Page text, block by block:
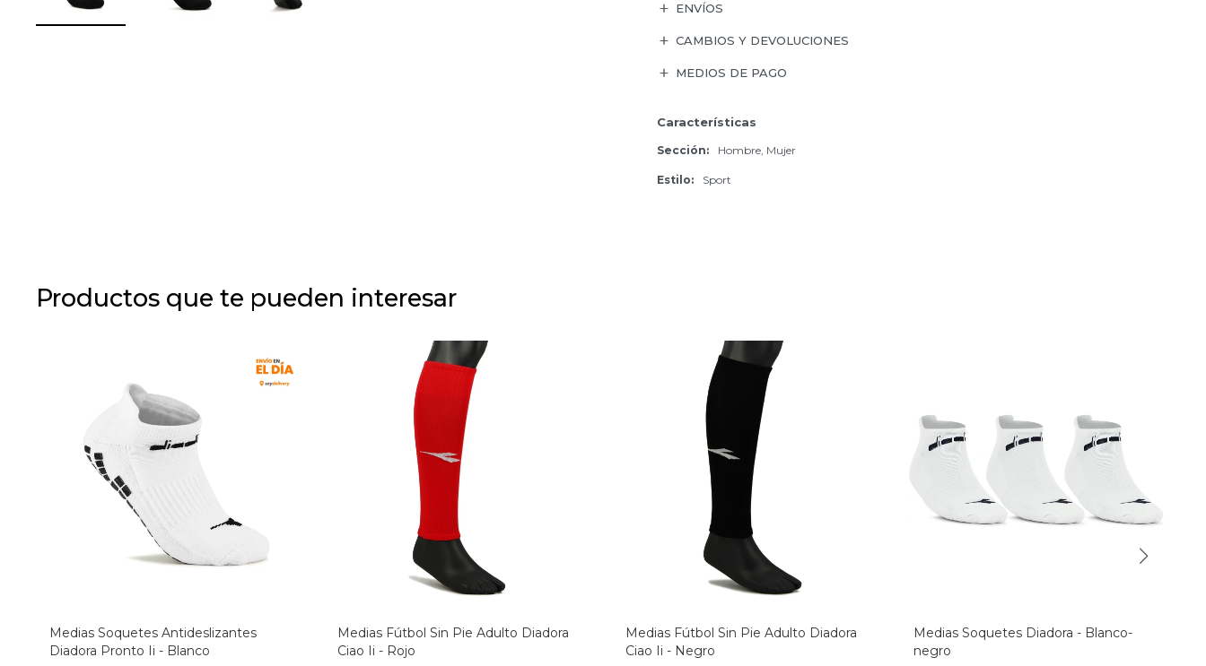
ENVÍOS
CAMBIOS Y DEVOLUCIONES
MEDIOS DE PAGO
Características
Sección Hombre, Mujer
Estilo Sport
Productos que te pueden interesar
Medias Soquetes Antideslizantes
Diadora Pronto Ii - Blanco
Medias Fútbol Sin Pie Adulto Diadora
Ciao Ii - Rojo
Medias Fútbol Sin Pie Adulto Diadora
Ciao Ii - Negro
Medias Soquetes Diadora - Blanco-
negro